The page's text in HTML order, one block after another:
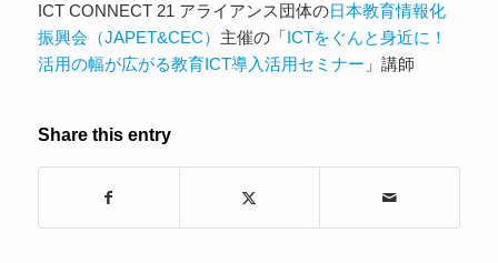
ICT CONNECT 21 アライアンス団体の日本教育情報化
振興会（JAPET&CEC） 主催の「ICTをぐんと身近に！
活用の幅が広がる教育ICT導入活用セミナー 」講師
Share this entry